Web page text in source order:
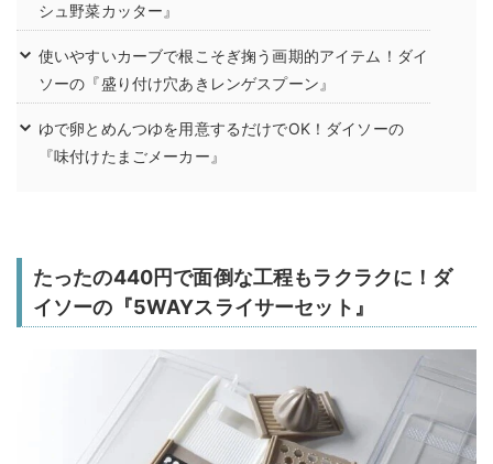
シュ野菜カッター』
使いやすいカーブで根こそぎ掬う画期的アイテム！ダイ
ソーの『盛り付け穴あきレンゲスプーン』
ゆで卵とめんつゆを用意するだけでOK！ダイソーの
『味付けたまごメーカー』
たったの440円で面倒な工程もラクラクに！ダ
イソーの『5WAYスライサーセット』